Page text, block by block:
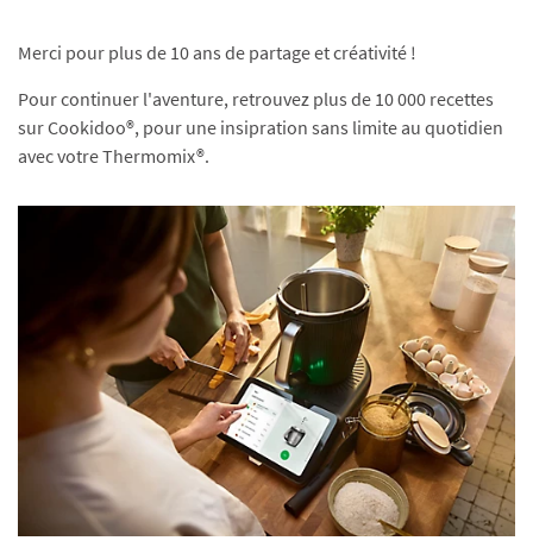
Merci pour plus de 10 ans de partage et créativité !
Pour continuer l'aventure, retrouvez plus de 10 000 recettes
sur Cookidoo®, pour une insipration sans limite au quotidien
avec votre Thermomix®.